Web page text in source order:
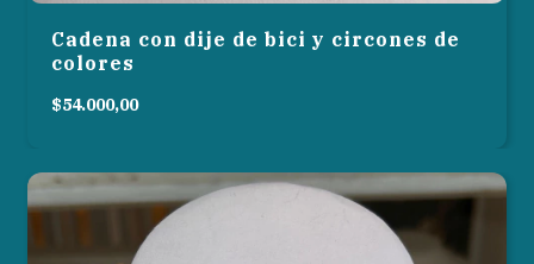
Cadena con dije de bici y circones de
colores
$54.000,00